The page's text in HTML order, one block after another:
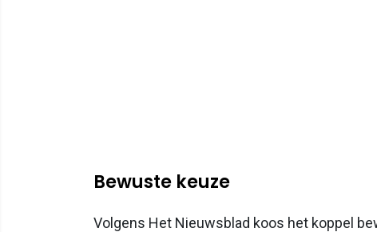
Bewuste keuze
Volgens Het Nieuwsblad koos het koppel